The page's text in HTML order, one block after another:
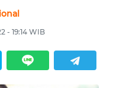
- 19:14 WIB